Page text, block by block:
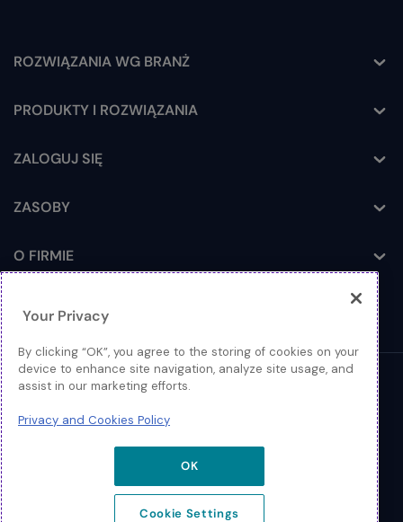
Toggle
ROZWIĄZANIA WG BRANŻ
Toggle
PRODUKTY I ROZWIĄZANIA
Toggle
ZALOGUJ SIĘ
Toggle
ZASOBY
Toggle
O FIRMIE
© 2026 Extreme Networks
Nota prawna
Your Privacy
By clicking “OK”, you agree to the storing of cookies on your
device to enhance site navigation, analyze site usage, and
assist in our marketing efforts.
Privacy and Cookies Policy
OK
Cookie Settings